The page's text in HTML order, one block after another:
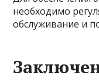
необходимо
обслуживание и